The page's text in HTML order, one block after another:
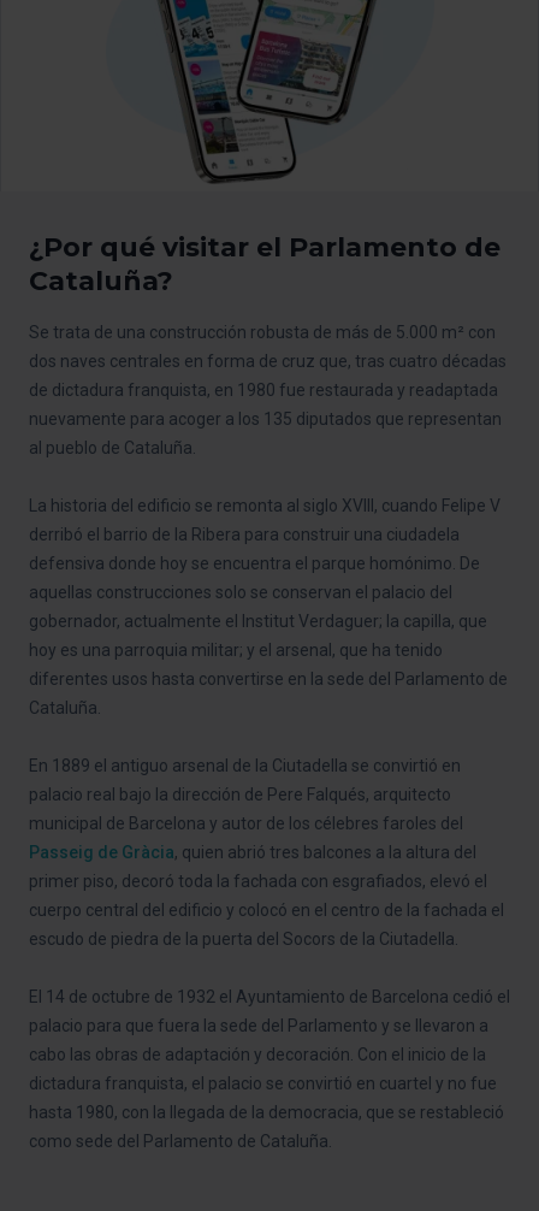
¿Por qué visitar el Parlamento de
Cataluña?
Se trata de una construcción robusta de más de 5.000 m² con
dos naves centrales en forma de cruz que, tras cuatro décadas
de dictadura franquista, en 1980 fue restaurada y readaptada
nuevamente para acoger a los 135 diputados que representan
al pueblo de Cataluña.
La historia del edificio se remonta al siglo XVIII, cuando Felipe V
derribó el barrio de la Ribera para construir una ciudadela
defensiva donde hoy se encuentra el parque homónimo. De
aquellas construcciones solo se conservan el palacio del
gobernador, actualmente el Institut Verdaguer; la capilla, que
hoy es una parroquia militar; y el arsenal, que ha tenido
diferentes usos hasta convertirse en la sede del Parlamento de
Cataluña.
En 1889 el antiguo arsenal de la Ciutadella se convirtió en
palacio real bajo la dirección de Pere Falqués, arquitecto
municipal de Barcelona y autor de los célebres faroles del
Passeig de Gràcia, quien abrió tres balcones a la altura del
primer piso, decoró toda la fachada con esgrafiados, elevó el
cuerpo central del edificio y colocó en el centro de la fachada el
escudo de piedra de la puerta del Socors de la Ciutadella.
El 14 de octubre de 1932 el Ayuntamiento de Barcelona cedió el
palacio para que fuera la sede del Parlamento y se llevaron a
cabo las obras de adaptación y decoración. Con el inicio de la
dictadura franquista, el palacio se convirtió en cuartel y no fue
hasta 1980, con la llegada de la democracia, que se restableció
como sede del Parlamento de Cataluña.